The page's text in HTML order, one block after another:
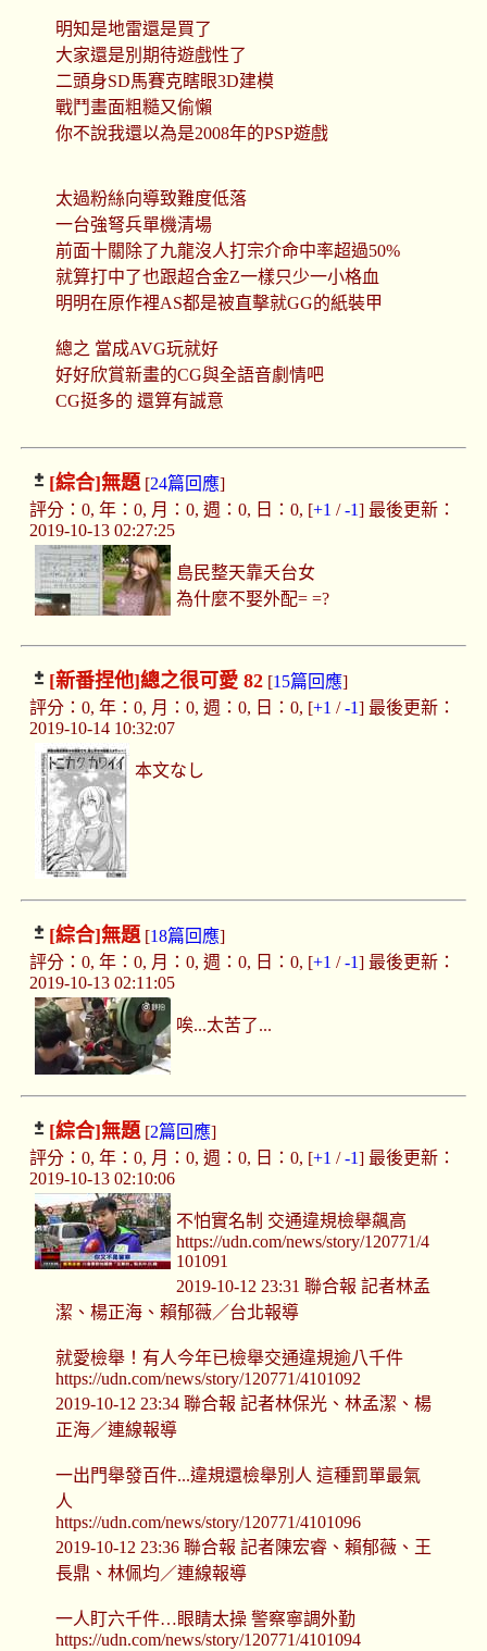
明知是地雷還是買了
大家還是別期待遊戲性了
二頭身SD馬賽克瞎眼3D建模
戰鬥畫面粗糙又偷懶
你不說我還以為是2008年的PSP遊戲
太過粉絲向導致難度低落
一台強弩兵單機清場
前面十關除了九龍沒人打宗介命中率超過50%
就算打中了也跟超合金Z一樣只少一小格血
明明在原作裡AS都是被直擊就GG的紙裝甲
總之 當成AVG玩就好
好好欣賞新畫的CG與全語音劇情吧
CG挺多的 還算有誠意
[綜合]無題[24篇回應]
評分：0, 年：0, 月：0, 週：0, 日：0, [+1 /-1] 最後更新：
2019-10-13 02:27:25
島民整天靠夭台女
為什麼不娶外配= =?
[新番捏他]總之很可愛 82[15篇回應]
評分：0, 年：0, 月：0, 週：0, 日：0, [+1 /-1] 最後更新：
2019-10-14 10:32:07
本文なし
[綜合]無題[18篇回應]
評分：0, 年：0, 月：0, 週：0, 日：0, [+1 /-1] 最後更新：
2019-10-13 02:11:05
唉...太苦了...
[綜合]無題[2篇回應]
評分：0, 年：0, 月：0, 週：0, 日：0, [+1 /-1] 最後更新：
2019-10-13 02:10:06
不怕實名制 交通違規檢舉飆高
https://udn.com/news/story/120771/4
101091
2019-10-12 23:31 聯合報 記者林孟
潔、楊正海、賴郁薇／台北報導
就愛檢舉！有人今年已檢舉交通違規逾八千件
https://udn.com/news/story/120771/4101092
2019-10-12 23:34 聯合報 記者林保光、林孟潔、楊
正海／連線報導
一出門舉發百件...違規還檢舉別人 這種罰單最氣
人
https://udn.com/news/story/120771/4101096
2019-10-12 23:36 聯合報 記者陳宏睿、賴郁薇、王
長鼎、林佩均／連線報導
一人盯六千件…眼睛太操 警察寧調外勤
https://udn.com/news/story/120771/4101094